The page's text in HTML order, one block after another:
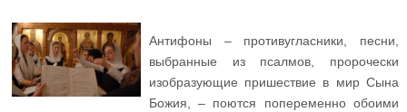
Антифоны – противугласники, песни,
выбранные из псалмов, пророчески
изобразующие пришествие в мир Сына
Божия, – поются попеременно обоими